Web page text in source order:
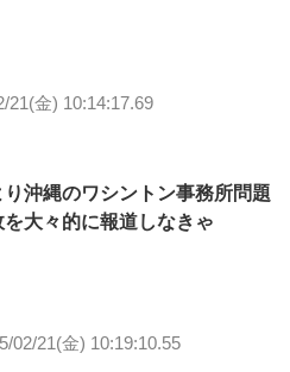
21(金) 10:14:17.69
沖縄のワシントン事務所問題
大々的に報道しなきゃ
02/21(金) 10:19:10.55